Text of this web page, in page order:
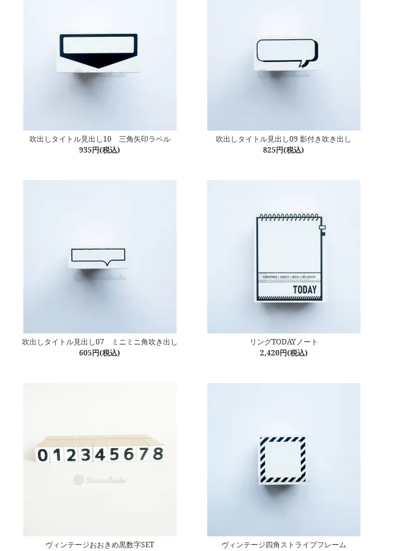
吹出しタイトル見出し10 三角矢印ラベル
935円(税込)
吹出しタイトル見出し09 影付き吹き出し
825円(税込)
吹出しタイトル見出し07 ミニミニ角吹き出し
605円(税込)
リングTODAYノート
2,420円(税込)
ヴィンテージおおきめ黒数字SET
ヴィンテージ四角ストライプフレーム